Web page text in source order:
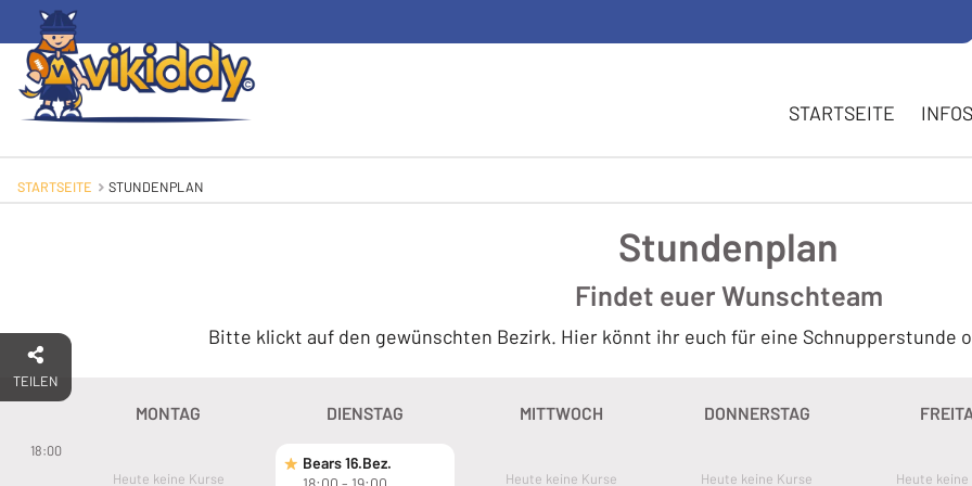
STARTSEITE
STARTSEITE INFOS
STARTSEITE AKTUELL: STUNDENPLAN
STUNDENPLAN
Stundenplan
Findet euer Wunschteam
Bitte klickt auf den gewünschten Bezirk. Hier könnt ihr euch für eine Schnupperstunde
MONTAG DIENSTAG MITTWOCH DONNERSTAG
18:00
Heute keine Kurse
Bears 16.Bez.
Bears 16.Bez.
Heute keine Kurse Heute keine Kurse Heute
TEILEN